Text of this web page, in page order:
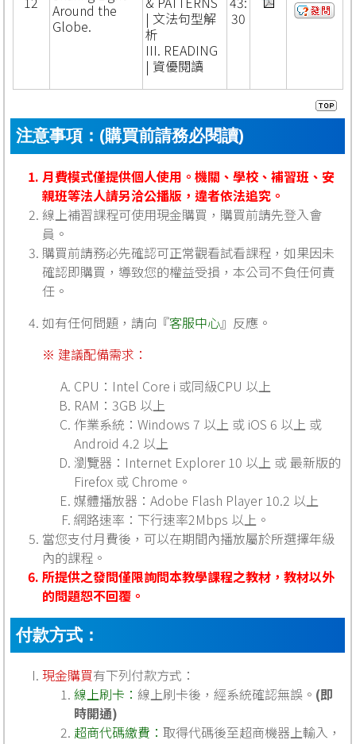
Around the
Globe.
| 文法句型解
析
III. READING
| 資優閱讀
30
注意事項：(購買前請務必閱讀)
月費模式僅提供個人使用。機關、學校、補習班、安
親班等法人請另洽公播版，違者依法追究。
線上補習課程可使用現金購買，購買前請先登入會
員。
購買前請務必先確認可正常觀看試看課程，如果因未
確認即購買，導致您的權益受損，本公司不負任何責
任。
如有任何問題，請向『客服中心』反應。
※ 建議配備需求：
CPU：Intel Core i 或同級CPU 以上
RAM：3GB 以上
作業系統：Windows 7 以上 或 iOS 6 以上 或
Android 4.2 以上
瀏覽器：Internet Explorer 10 以上 或 最新版的
Firefox 或 Chrome。
媒體播放器：Adobe Flash Player 10.2 以上
網路速率：下行速率2Mbps 以上。
當您支付月費後，可以在期間內播放屬於所選擇年級
內的課程。
所提供之發問僅限詢問本教學課程之教材，教材以外
的問題恕不回覆。
付款方式：
現金購買有下列付款方式：
線上刷卡：線上刷卡後，經系統確認無誤。 (即
時開通)
超商代碼繳費：取得代碼後至超商機器上輸入，